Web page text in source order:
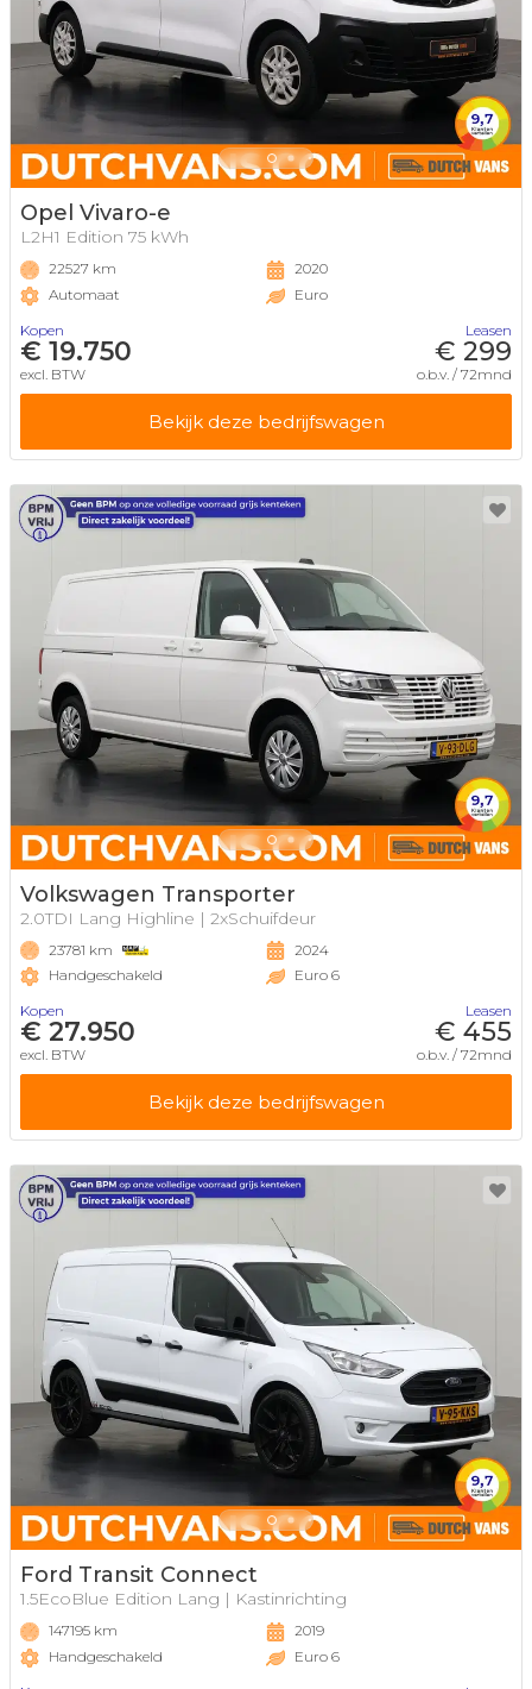
Opel Vivaro-e
L2H1 Edition 75 kWh
22527 km
Automaat
2020
Euro
Kopen
€ 19.750
excl. BTW
Leasen
€ 299
o.b.v. / 72mnd
Bekijk deze bedrijfswagen
Volkswagen Transporter
2.0TDI Lang Highline | 2xSchuifdeur
23781 km
Handgeschakeld
2024
Euro 6
Kopen
€ 27.950
excl. BTW
Leasen
€ 455
o.b.v. / 72mnd
Bekijk deze bedrijfswagen
Ford Transit Connect
1.5EcoBlue Edition Lang | Kastinrichting
147195 km
Handgeschakeld
2019
Euro 6